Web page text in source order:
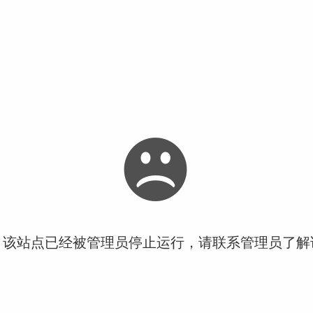
站点已经被管理员停止运行，请联系管理员了